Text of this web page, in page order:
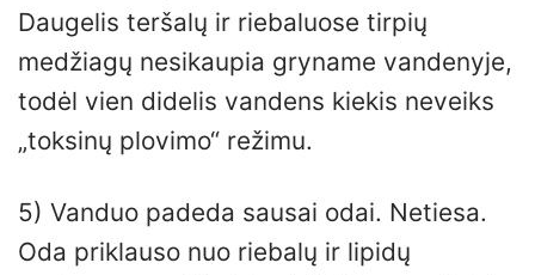
Daugelis teršalų ir riebaluose tirpių
medžiagų nesikaupia gryname vandenyje,
todėl vien didelis vandens kiekis neveiks
„toksinų plovimo“ režimu.
5) Vanduo padeda sausai odai. Netiesa.
Oda priklauso nuo riebalų ir lipidų